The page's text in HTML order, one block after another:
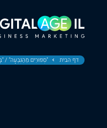
דף הבית "סִפּוּרִים מֵהַגִּבְעָה" /